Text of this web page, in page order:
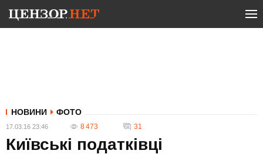
НОВИНИ ФОТО
17.03.16 23:46 8 473 31
Київські податківці